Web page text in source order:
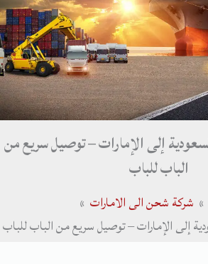
إلى الإمارات – توصيل سريع من
الباب للباب
شركة شحن الى الامارات
إلى الإمارات – توصيل سريع من الباب للباب